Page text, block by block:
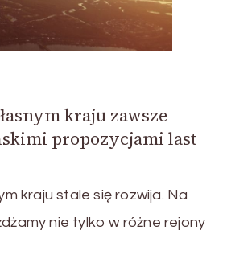
kraju zawsze
propozycjami last
kraju stale się rozwija. Na
nie tylko w różne rejony